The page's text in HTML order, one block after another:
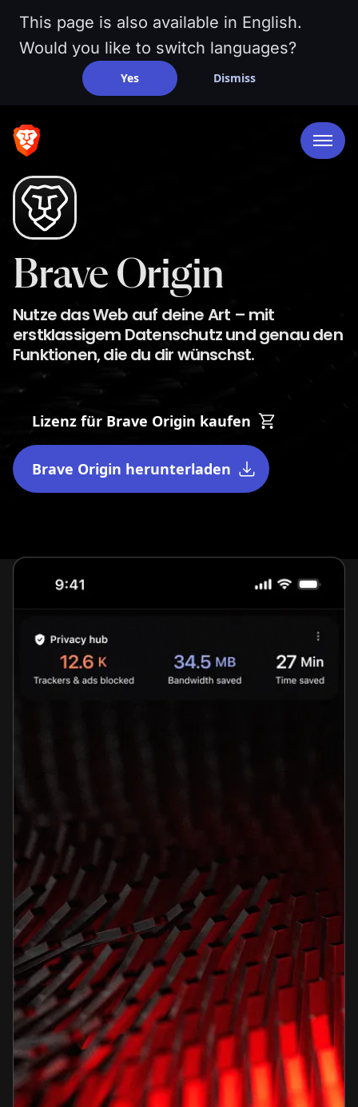
This page is also available in English.
Would you like to switch languages?
Yes Dismiss
Brave Origin
Nutze das Web auf deine Art – mit
erstklassigem Datenschutz und genau den
Funktionen, die du dir wünschst.
Lizenz für Brave Origin kaufen
Brave Origin herunterladen